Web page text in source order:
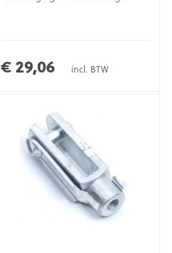
€ 29,06 incl. BTW